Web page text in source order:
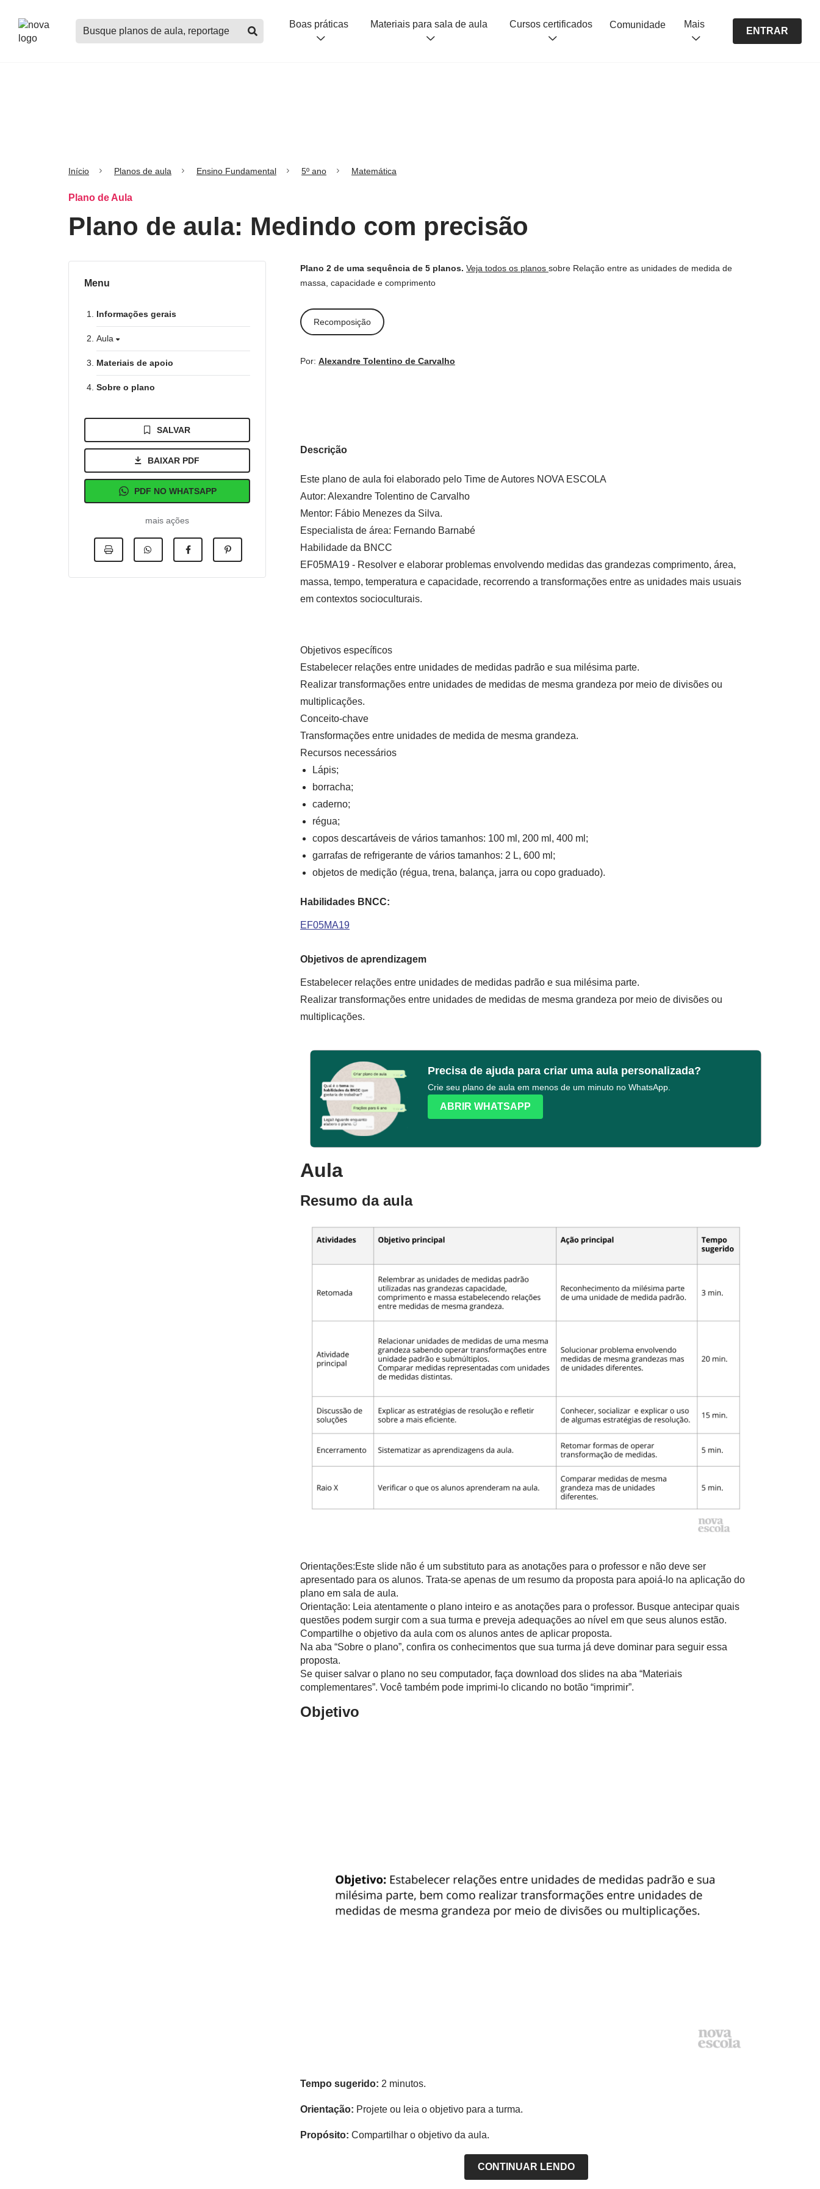
Buscar
planos
Boas práticas Materiais para sala de aula Cursos certificados Comunidade Mais
ENTRAR
Início Planos de aula Ensino Fundamental 5º ano Matemática
Plano de Aula
Plano de aula: Medindo com precisão
Menu
Informações gerais
Aula
Materiais de apoio
Sobre o plano
SALVAR
BAIXAR PDF
PDF NO WHATSAPP
mais ações
Plano 2 de uma sequência de 5 planos. Veja todos os planos sobre Relação entre as unidades de medida de
massa, capacidade e comprimento
Recomposição
Por: Alexandre Tolentino de Carvalho
Descrição
Este plano de aula foi elaborado pelo Time de Autores NOVA ESCOLA
Autor: Alexandre Tolentino de Carvalho
Mentor: Fábio Menezes da Silva.
Especialista de área: Fernando Barnabé
Habilidade da BNCC
EF05MA19 - Resolver e elaborar problemas envolvendo medidas das grandezas comprimento, área,
massa, tempo, temperatura e capacidade, recorrendo a transformações entre as unidades mais usuais
em contextos socioculturais.
Objetivos específicos
Estabelecer relações entre unidades de medidas padrão e sua milésima parte.
Realizar transformações entre unidades de medidas de mesma grandeza por meio de divisões ou
multiplicações.
Conceito-chave
Transformações entre unidades de medida de mesma grandeza.
Recursos necessários
Lápis;
borracha;
caderno;
régua;
copos descartáveis de vários tamanhos: 100 ml, 200 ml, 400 ml;
garrafas de refrigerante de vários tamanhos: 2 L, 600 ml;
objetos de medição (régua, trena, balança, jarra ou copo graduado).
Habilidades BNCC:
EF05MA19
Objetivos de aprendizagem
Estabelecer relações entre unidades de medidas padrão e sua milésima parte.
Realizar transformações entre unidades de medidas de mesma grandeza por meio de divisões ou
multiplicações.
Precisa de ajuda para criar uma aula personalizada?
Crie seu plano de aula em menos de um minuto no WhatsApp.
ABRIR WHATSAPP
Aula
Resumo da aula
Orientações:Este slide não é um substituto para as anotações para o professor e não deve ser
apresentado para os alunos. Trata-se apenas de um resumo da proposta para apoiá-lo na aplicação do
plano em sala de aula.
Orientação: Leia atentamente o plano inteiro e as anotações para o professor. Busque antecipar quais
questões podem surgir com a sua turma e preveja adequações ao nível em que seus alunos estão.
Compartilhe o objetivo da aula com os alunos antes de aplicar proposta.
Na aba “Sobre o plano”, confira os conhecimentos que sua turma já deve dominar para seguir essa
proposta.
Se quiser salvar o plano no seu computador, faça download dos slides na aba “Materiais
complementares”. Você também pode imprimi-lo clicando no botão “imprimir”.
Objetivo
Tempo sugerido: 2 minutos.
Orientação: Projete ou leia o objetivo para a turma.
Propósito: Compartilhar o objetivo da aula.
CONTINUAR LENDO